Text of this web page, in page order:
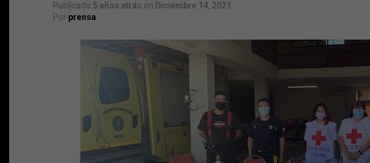
Publicado 5 años atrás en Diciembre 14, 2021
Por prensa